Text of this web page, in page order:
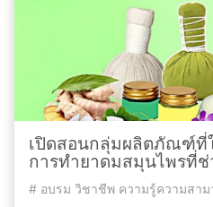
เปิดสอนกลุ่มผลิตภัณฑ์ที่
การทำยาดมสมุนไพรที่ช่
# อบรม วิชาชีพ ความรู้ความสาม